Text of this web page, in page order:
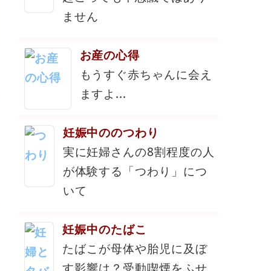
ません
お産の心得
もうすぐ赤ちゃんに会え
ますよ...
妊娠中ののつわり
実に妊婦さんの8割程度の人
が体験する「つわり」につ
いて
妊娠中のたばこ
たばこが母体や胎児に及ぼ
す影響は？受動喫煙をふせ